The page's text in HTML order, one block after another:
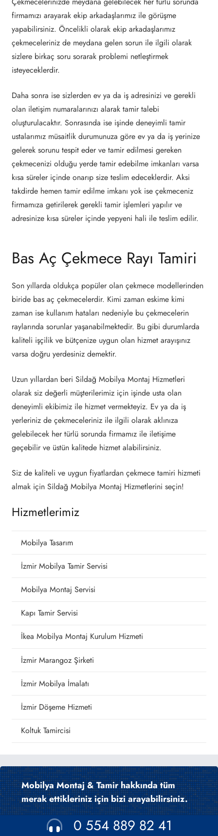
firmamızı arayarak ekip arkadaşlarımız ile görüşme
yapabilirsiniz. Öncelikli olarak ekip arkadaşlarımız
çekmeceleriniz de meydana gelen sorun ile ilgili olarak
sizlere birkaç soru sorarak problemi netleştirmek
isteyeceklerdir.
Daha sonra ise sizlerden ev ya da iş adresinizi ve gerekli
olan iletişim numaralarınızı alarak tamir talebi
oluşturulacaktır. Sonrasında ise işinde deneyimli tamir
ustalarımız müsaitlik durumunuza göre ev ya da iş yerinize
gelerek sorunu tespit eder ve tamir edilmesi gereken
çekmecenizi olduğu yerde tamir edebilme imkanları varsa
kısa süreler içinde onarıp size teslim edeceklerdir. Aksi
takdirde hemen tamir edilme imkanı yok ise çekmeceniz
firmamıza getirilerek gerekli tamir işlemleri yapılır ve
adresinize kısa süreler içinde yepyeni hali ile teslim edilir.
Bas Aç Çekmece Rayı Tamiri
Son yıllarda oldukça popüler olan çekmece modellerinden
biride bas aç çekmecelerdir. Kimi zaman eskime kimi
zaman ise kullanım hataları nedeniyle bu çekmecelerin
raylarında sorunlar yaşanabilmektedir. Bu gibi durumlarda
kaliteli işçilik ve bütçenize uygun olan hizmet arayışınız
varsa doğru yerdesiniz demektir.
Uzun yıllardan beri Sildağ Mobilya Montaj Hizmetleri
olarak siz değerli müşterilerimiz için işinde usta olan
deneyimli ekibimiz ile hizmet vermekteyiz. Ev ya da iş
yerleriniz de çekmeceleriniz ile ilgili olarak aklınıza
gelebilecek her türlü sorunda firmamız ile iletişime
geçebilir ve üstün kalitede hizmet alabilirsiniz.
Siz de kaliteli ve uygun fiyatlardan çekmece tamiri hizmeti
almak için Sildağ Mobilya Montaj Hizmetlerini seçin!
Hizmetlerimiz
Mobilya Tasarım
İzmir Mobilya Tamir Servisi
Mobilya Montaj Servisi
Kapı Tamir Servisi
İkea Mobilya Montaj Kurulum Hizmeti
İzmir Marangoz Şirketi
İzmir Mobilya İmalatı
İzmir Döşeme Hizmeti
Koltuk Tamircisi
Mobilya Montaj & Tamir hakkında tüm
merak ettikleriniz için bizi arayabilirsiniz.
0 554 889 82 41